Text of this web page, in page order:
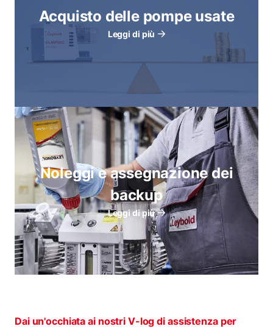
Acquisto delle pompe usate
Leggi di più
Noleggi e assegnazione dei
backup
Leggi di più
Dai un'occhiata ai nostri V-log di assistenza per